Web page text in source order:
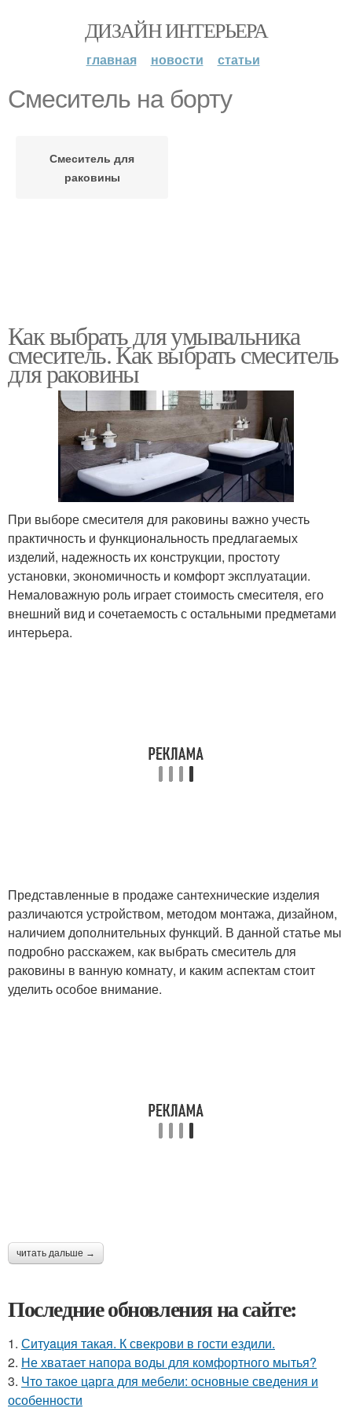
ДИЗАЙН ИНТЕРЬЕРА
главная новости статьи
Смеситель на борту
Смеситель для
раковины
Как выбрать для умывальника
смеситель. Как выбрать смеситель
для раковины
При выборе смесителя для раковины важно учесть
практичность и функциональность предлагаемых
изделий, надежность их конструкции, простоту
установки, экономичность и комфорт эксплуатации.
Немаловажную роль играет стоимость смесителя, его
внешний вид и сочетаемость с остальными предметами
интерьера.
Представленные в продаже сантехнические изделия
различаются устройством, методом монтажа, дизайном,
наличием дополнительных функций. В данной статье мы
подробно расскажем, как выбрать смеситель для
раковины в ванную комнату, и каким аспектам стоит
уделить особое внимание.
читать дальше →
Последние обновления на сайте:
1. Ситуaция такая. К свекрови в гости ездили.
2. Не хватает напора воды для комфортного мытья?
3. Что такое царга для мебели: основные сведения и
особенности